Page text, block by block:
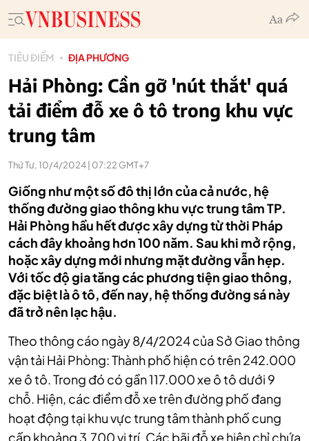
TIÊU ĐIỂM ĐỊA PHƯƠNG
Hải Phòng: Cần gỡ 'nút thắt' quá
tải điểm đỗ xe ô tô trong khu vực
trung tâm
Thứ Tư, 10/4/2024 | 07:22 GMT+7
Giống như một số đô thị lớn của cả nước, hệ
thống đường giao thông khu vực trung tâm TP.
Hải Phòng hầu hết được xây dựng từ thời Pháp
cách đây khoảng hơn 100 năm. Sau khi mở rộng,
hoặc xây dựng mới nhưng mặt đường vẫn hẹp.
Với tốc độ gia tăng các phương tiện giao thông,
đặc biệt là ô tô, đến nay, hệ thống đường sá này
đã trở nên lạc hậu.
Theo thông cáo ngày 8/4/2024 của Sở Giao thông
vận tải Hải Phòng: Thành phố hiện có trên 242.000
xe ô tô. Trong đó có gần 117.000 xe ô tô dưới 9
chỗ. Hiện, các điểm đỗ xe trên đường phố đang
hoạt động tại khu vực trung tâm thành phố cung
cấp khoảng 3.700 vị trí. Các bãi đỗ xe hiện chỉ chứa